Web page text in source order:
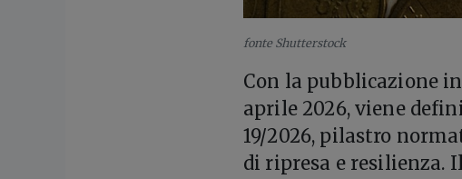
fonte Shutterstock
Con la pubblicazione
aprile 2026, viene
19/2026, pilastro
di ripresa e resilienza.